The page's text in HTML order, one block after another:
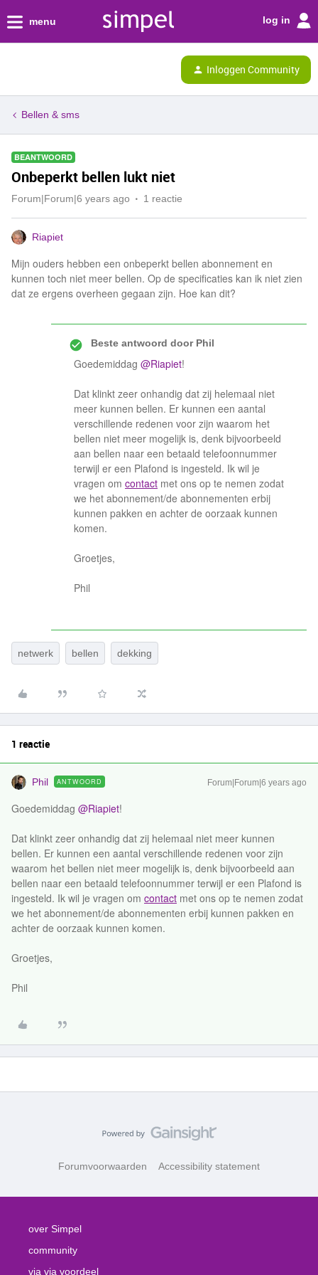
menu log in
Inloggen Community
Bellen & sms
BEANTWOORD
Onbeperkt bellen lukt niet
Forum|Forum|6 years ago 1 reactie
Riapiet
Mijn ouders hebben een onbeperkt bellen abonnement en
kunnen toch niet meer bellen. Op de specificaties kan ik niet zien
dat ze ergens overheen gegaan zijn. Hoe kan dit?
Beste antwoord doorPhil
Goedemiddag @Riapiet!
Dat klinkt zeer onhandig dat zij helemaal niet
meer kunnen bellen. Er kunnen een aantal
verschillende redenen voor zijn waarom het
bellen niet meer mogelijk is, denk bijvoorbeeld
aan bellen naar een betaald telefoonnummer
terwijl er een Plafond is ingesteld. Ik wil je
vragen om contact met ons op te nemen zodat
we het abonnement/de abonnementen erbij
kunnen pakken en achter de oorzaak kunnen
komen.
Groetjes,
Phil
netwerk bellen dekking
1 reactie
Phil ANTWOORD Forum|Forum|6 years ago
Goedemiddag @Riapiet!
Dat klinkt zeer onhandig dat zij helemaal niet meer kunnen
bellen. Er kunnen een aantal verschillende redenen voor zijn
waarom het bellen niet meer mogelijk is, denk bijvoorbeeld aan
bellen naar een betaald telefoonnummer terwijl er een Plafond is
ingesteld. Ik wil je vragen om contact met ons op te nemen zodat
we het abonnement/de abonnementen erbij kunnen pakken en
achter de oorzaak kunnen komen.
Groetjes,
Phil
Forumvoorwaarden Accessibility statement
over Simpel
community
via via voordeel